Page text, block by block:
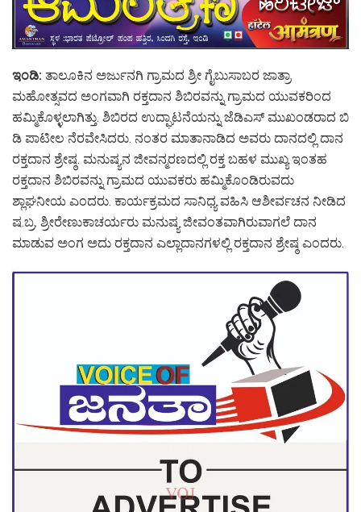
ಇಂಡಿ: ತಾಲೂಕಿನ ಅರ್ಜುನಗಿ ಗ್ರಾಮದ ಶ್ರೀ ಗೈಬುಸಾಬರ ಜಾತ್ರಾ
ಮಹೋತ್ಸವದ ಅಂಗವಾಗಿ ರಕ್ತದಾನ ಶಿಬಿರವನ್ನು ಗ್ರಾಮದ ಯುವಕರಿಂದ
ಹಮ್ಮಿಕೊಳ್ಳಲಾಗಿತ್ತು. ಶಿಬಿರದ ಉದ್ಘಾಟನೆಯನ್ನು ಜೆಡಿಎಸ್ ಮುಖಂಡರಾದ ಬಿ
ಡಿ ಪಾಟೀಲ ನೆರವೇಸಿದರು. ನಂತರ ಮಾತಾನಾಡಿದ ಅವರು ದಾನದಲ್ಲಿ ದಾನ
ರಕ್ತದಾನ ಶ್ರೇಷ್ಠ. ಮನುಷ್ಯನ ಜೀವನ್ಮರಣದಲ್ಲಿ ರಕ್ತ ಬಹಳ ಮುಖ್ಯ ಇಂತಹ
ರಕ್ತದಾನ ಶಿಬಿರವನ್ನು ಗ್ರಾಮದ ಯುವಕರು ಹಮ್ಮಿಕೊಂಡಿರುವದು
ಶ್ಲಾಘನೀಯ ಎಂದರು. ಕಾರ್ಯಕ್ರಮದ ಸಾನಿಧ್ಯ ವಹಿಸಿ ಆಶೀರ್ವಚನ ನೀಡಿದ
ಷ.ಬ್ರ. ಶ್ರೀರೇಣುಕಾಚರ್ಯರು ಮನುಷ್ಯ ಜೀವಂತವಾಗಿರುವಾಗಲೆ ದಾನ
ಮಾಡುವ ಅಂಗ ಅದು ರಕ್ತದಾನ ಎಲ್ಲಾದಾನಗಳಲ್ಲಿ ರಕ್ತದಾನ ಶ್ರೇಷ್ಠ ಎಂದರು.